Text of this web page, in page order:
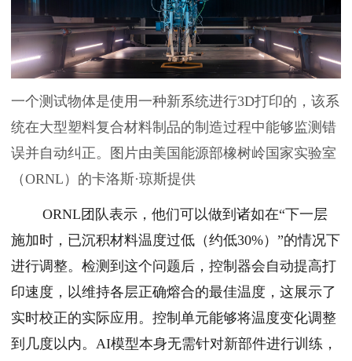
一个测试物体是使用一种新系统进行3D打印的，该系
统在大型塑料复合材料制品的制造过程中能够监测错
误并自动纠正。图片由美国能源部橡树岭国家实验室
（ORNL）的卡洛斯·琼斯提供
ORNL团队表示，他们可以做到诸如在“下一层
施加时，已沉积材料温度过低（约低30%）”的情况下
进行调整。检测到这个问题后，控制器会自动提高打
印速度，以维持各层正确熔合的最佳温度，这展示了
实时校正的实际应用。控制单元能够将温度变化调整
到几度以内。AI模型本身无需针对新部件进行训练，